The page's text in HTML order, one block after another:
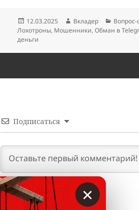
Опубликовано
12.03.2025 Автор
Вкладер Рубрики
Вопрос-
Лохотроны, Мошенники,Обман в
деньги
Подписаться
×